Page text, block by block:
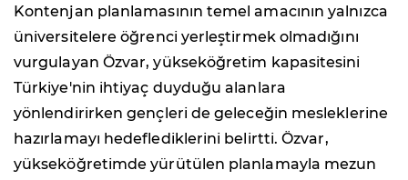
Kontenjan planlamasının temel amacının yalnızca
üniversitelere öğrenci yerleştirmek olmadığını
vurgulayan Özvar, yükseköğretim kapasitesini
Türkiye'nin ihtiyaç duyduğu alanlara
yönlendirirken gençleri de geleceğin mesleklerine
hazırlamayı hedeflediklerini belirtti. Özvar,
yükseköğretimde yürütülen planlamayla mezun